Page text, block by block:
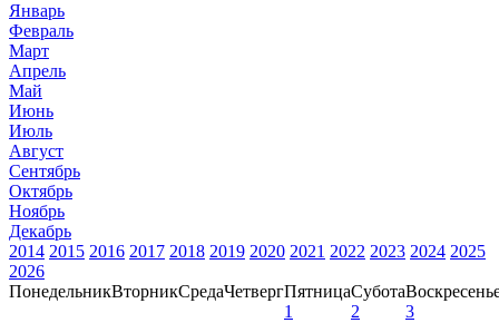
Январь
Февраль
Март
Апрель
Май
Июнь
Июль
Август
Сентябрь
Октябрь
Ноябрь
Декабрь
2014 2015 2016 2017 2018 2019 2020 2021 2022 2023 2024 2025
2026
ПонедельникВторникСредаЧетвергПятницаСубота
1
2 3